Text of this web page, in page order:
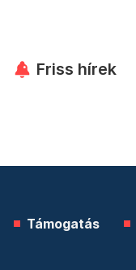
Friss hírek
Támogatás